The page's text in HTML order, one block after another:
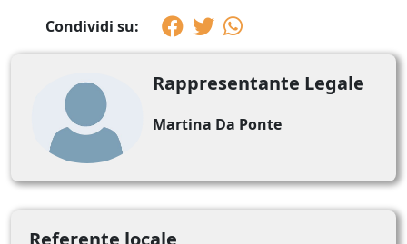
Condividi su:
Rappresentante Legale
Martina Da Ponte
Referente locale